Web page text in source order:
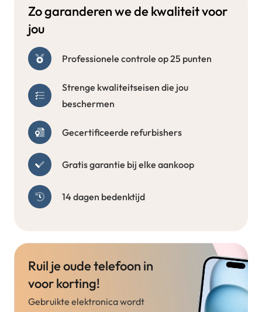
Zo garanderen we de kwaliteit voor
jou
Professionele controle op 25 punten
Strenge kwaliteitseisen die jou
beschermen
Gecertificeerde refurbishers
Gratis garantie bij elke aankoop
14 dagen bedenktijd
Ruil je oude telefoon in
voor korting!
Gebruikte elektronica wordt